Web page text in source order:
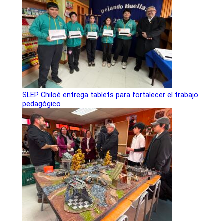
SLEP Chiloé entrega tablets para fortalecer el trabajo
pedagógico